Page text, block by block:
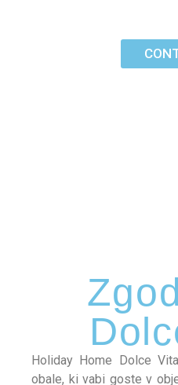
Holiday Home Dolce
obale, ki vabi goste v